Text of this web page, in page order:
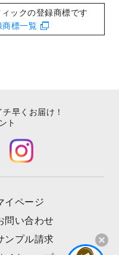
像度
を引き上げまし
ックの登録商標です
商標一覧
イページ
問い合わせ
ンプル請求
早くお届け！
ト